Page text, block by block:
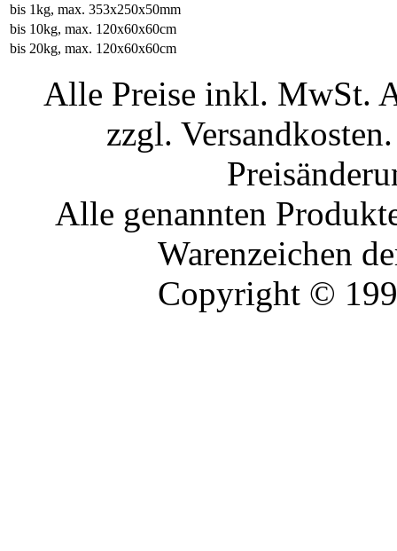
bis 1kg, max. 353x250x50mm
bis 10kg, max. 120x60x60cm
bis 20kg, max. 120x60x60cm
Alle Preise inkl. MwSt.
zzgl.
Alle genannten
Warenzeichen
Copyright ©